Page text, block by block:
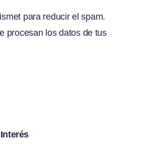
para reducir el spam.
procesan los datos de tus